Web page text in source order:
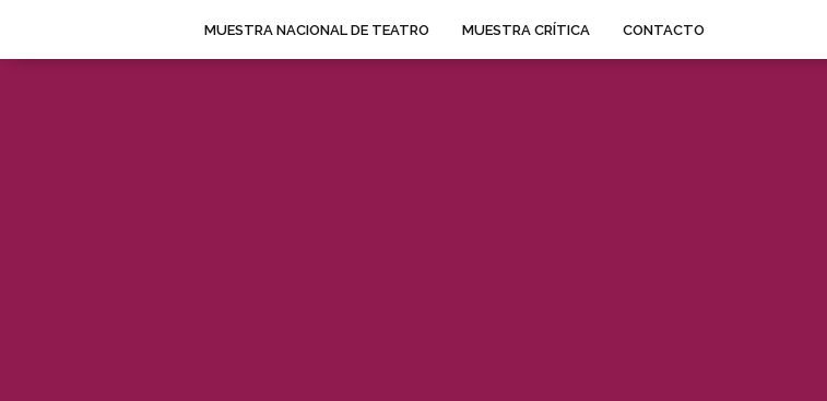
MUESTRA NACIONAL DE TEATRO MUESTRA CRÍTICA CONTACTO